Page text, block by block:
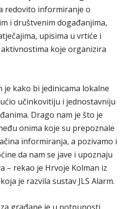
redovito informiranje o
i društvenim događanjima,
upisima u vrtiće i
koje organizira
je kako bi jedinicama lokalne
učinkovitiju i jednostavniju
Drago nam je što je
onima koje su prepoznale
informiranja, a pozivamo i
da nam se jave i upoznaju
– rekao je Hrvoje Kolman iz
je razvila sustav JLS Alarm.